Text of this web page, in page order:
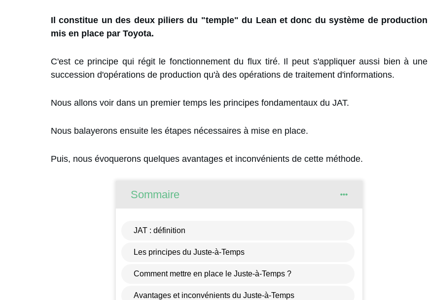
Il constitue un des deux piliers du "temple" du Lean et donc du système de production
mis en place par Toyota.
C'est ce principe qui régit le fonctionnement du flux tiré. Il peut s'appliquer aussi bien à une
succession d'opérations de production qu'à des opérations de traitement d'informations.
Nous allons voir dans un premier temps les principes fondamentaux du JAT.
Nous balayerons ensuite les étapes nécessaires à mise en place.
Puis, nous évoquerons quelques avantages et inconvénients de cette méthode.
Sommaire
JAT : définition
Les principes du Juste-à-Temps
Comment mettre en place le Juste-à-Temps ?
Avantages et inconvénients du Juste-à-Temps